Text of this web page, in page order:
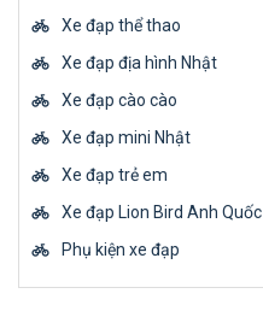
Xe đạp thể thao
Xe đạp địa hình Nhật
Xe đạp cào cào
Xe đạp mini Nhật
Xe đạp trẻ em
Xe đạp Lion Bird Anh Quốc
Phụ kiện xe đạp